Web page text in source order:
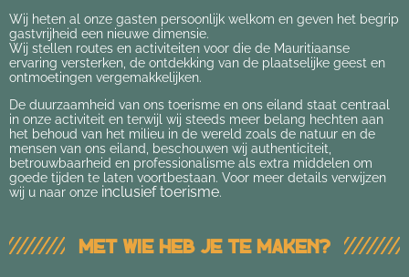
Wij heten al onze gasten persoonlijk welkom en geven het begrip
gastvrijheid een nieuwe dimensie.
Wij stellen routes en activiteiten voor die de Mauritiaanse
ervaring versterken, de ontdekking van de plaatselijke geest en
ontmoetingen vergemakkelijken.
De duurzaamheid van ons toerisme en ons eiland staat centraal
in onze activiteit en terwijl wij steeds meer belang hechten aan
het behoud van het milieu in de wereld zoals de natuur en de
mensen van ons eiland, beschouwen wij authenticiteit,
betrouwbaarheid en professionalisme als extra middelen om
goede tijden te laten voortbestaan. Voor meer details verwijzen
wij u naar onze inclusief toerisme.
Met wie heb je te maken?